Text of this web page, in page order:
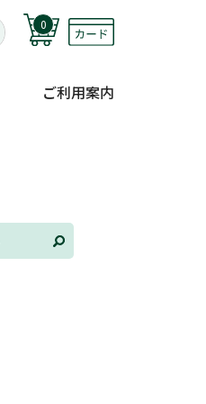
0
ご利用案内